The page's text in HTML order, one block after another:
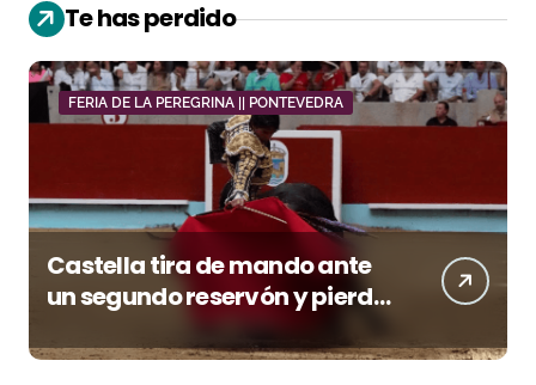
Te has perdido
FERIA DE LA PEREGRINA || PONTEVEDRA
Castella tira de mando ante
un segundo reservón y pierde
premio con la espada